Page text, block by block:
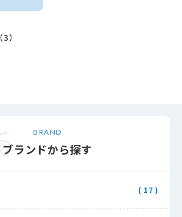
）
ブランドから探す
BRAND
( 17 )